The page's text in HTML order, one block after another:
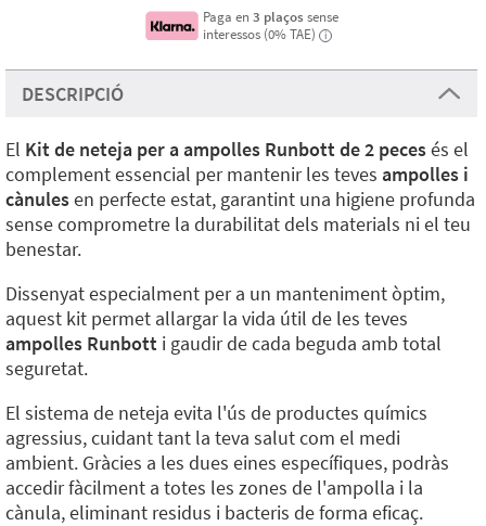
Paga en 3 plaços sense
interessos (0% TAE)
i
DESCRIPCIÓ
El Kit de neteja per a ampolles Runbott de 2 pecesés el
complement essencial per mantenir les teves ampolles i
cànulesen perfecte estat, garantint una higiene profunda
sense comprometre la durabilitat dels materials ni el teu
benestar.
Dissenyat especialment per a un manteniment òptim,
aquest kit permet allargar la vida útil de les teves
ampolles Runbott i gaudir de cada beguda amb total
seguretat.
El sistema de neteja evita l'ús de productes químics
agressius, cuidant tant la teva salut com el medi
ambient. Gràcies a les dues eines específiques, podràs
accedir fàcilment a totes les zones de l'ampolla i la
cànula, eliminant residus i bacteris de forma eficaç.